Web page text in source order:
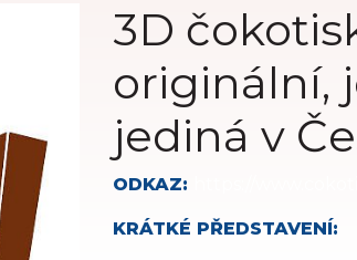
3D
originální,
jediná v
ODKAZ:
KRÁTKÉ PŘEDSTAVENÍ: